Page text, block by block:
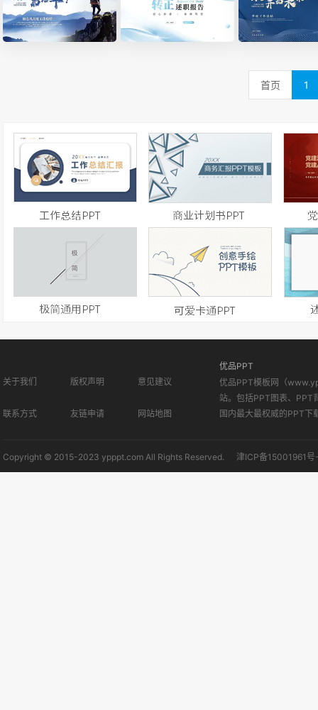
首页 1
关于我们 版权声明 意见建议
联系方式 友链申请 网站地图
优品PPT
优品PPT模板网（
站。包括PPT图表、PPT
国内最大最权威的PPT下
Copyright © 2015-2023 ypppt.com All Rights Reserved. 津ICP备15001961号